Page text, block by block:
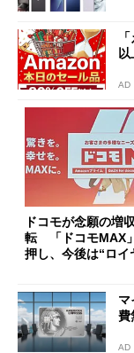
AD
ドコモが念願の増
転 「ドコモMAX
押し、今後は“ロイ
マ
費
AD